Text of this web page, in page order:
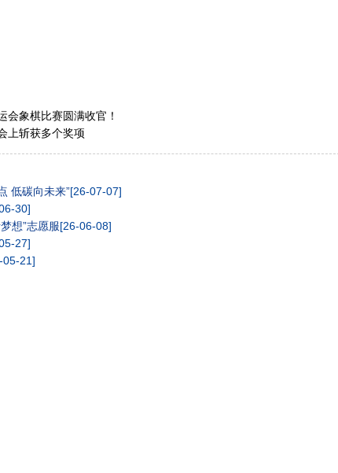
会象棋比赛圆满收官！
上斩获多个奖项
低碳向未来”[26-07-07]
30]
想”志愿服[26-06-08]
27]
05-21]